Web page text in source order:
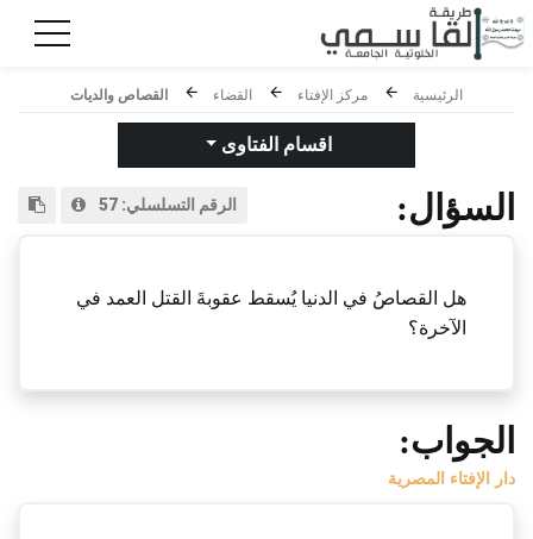
الرئيسية مركز الإفتاء القضاء القصاص والديات
اقسام الفتاوى
السؤال: الرقم التسلسلي: 57
هل القصاصُ في الدنيا يُسقط عقوبةَ القتل العمد في
الآخرة؟
الجواب:
دار الإفتاء المصرية